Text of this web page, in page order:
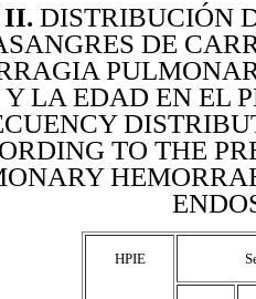
II. DISTRIBUCIÓN
DE
Y LA EDAD EN EL
TO THE
HPIE